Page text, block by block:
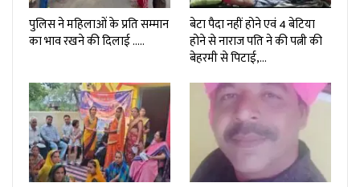
पुलिस ने महिलाओं के प्रति सम्मान
का भाव रखने की दिलाई …..
बेटा पैदा नहीं होने एवं 4 बेटिया
होने से नाराज पति ने की पत्नी की
बेहरमी से पिटाई,…